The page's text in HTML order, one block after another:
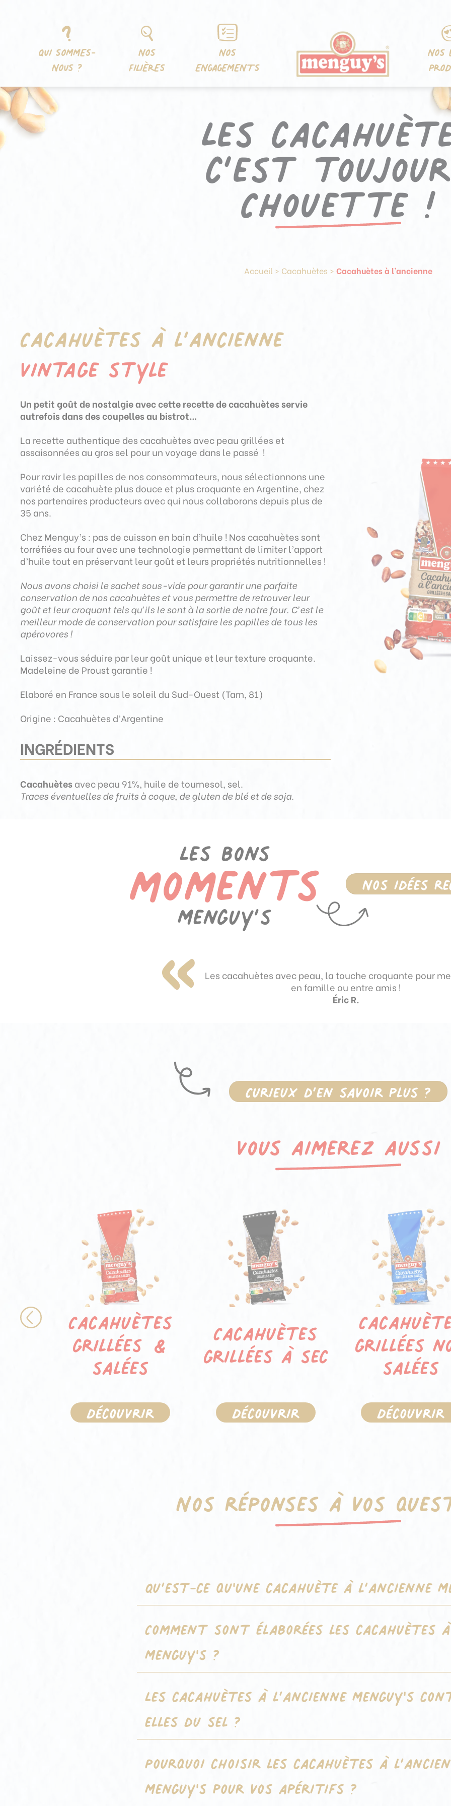
QUI SOMMES-
NOUS ?
NOS
FILIÈRES
NOS
ENGAGEMENTS
Les
c’est
Chouette !
Accueil > Cacahuètes > Cacahuètes à l’ancienne
Cacahuètes à l’ancienne
Vintage style
Un petit goût de nostalgie avec cette recette de cacahuètes servie
autrefois dans des coupelles au bistrot…
La recette authentique des cacahuètes avec peau grillées et
assaisonnées au gros sel pour un voyage dans le passé !
Pour ravir les papilles de nos consommateurs, nous sélectionnons une
variété de cacahuète plus douce et plus croquante en Argentine, chez
nos partenaires producteurs avec qui nous collaborons depuis plus de
35 ans.
Chez Menguy’s : pas de cuisson en bain d’huile ! Nos cacahuètes sont
torréfiées au four avec une technologie permettant de limiterl’apport
d’huile tout en préservant leur goût et leurs propriétés nutritionnelles !
Nous avons choisi le sachet sous-vide pour garantir une parfaite
conservation de nos cacahuètes et vous permettre de retrouver leur
goût et leur croquant tels qu’ils le sont à la sortie de notre four. C’est le
meilleur mode de conservation pour satisfaire les papilles de tous les
apérovores !
Laissez-vous séduire par leur goût unique et leur texture croquante.
Madeleine de Proust garantie !
Elaboré en France sous le soleil du Sud-Ouest (Tarn, 81)
Origine : Cacahuètes d’Argentine
INGRÉDIENTS
Cacahuètesavec peau 91%, huile de tournesol, sel.
Traces éventuelles de fruits à coque, de gluten de blé et de soja.
Les bons
moments
Menguy’s
Nos idées
Les cacahuètes avec peau, la touche croquante pour
en famille ou entre amis !
Éric R.
Curieux d’en savoir plus ?
Vous aimerez aussi
Cacahuètes
grillées &
salées
Découvrir
Cacahuètes
grillées à sec
Découvrir
grillées
salées
Découvrir
Previous
Nos réponses à vos
Qu’est-ce qu'une cacahuète à l’ancienne
Comment sont élaborées les cacahuètes
Menguy's ?
Les cacahuètes à l’ancienne Menguy's
elles du sel ?
Pourquoi choisir les cacahuètes à
Menguy's pour vos apéritifs ?